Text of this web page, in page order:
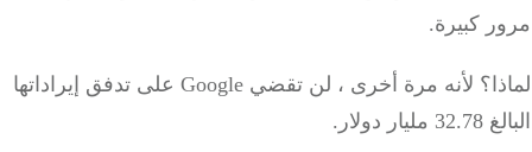
كبيرة.
لماذا؟ لأنه مرة أخرى ، لن تقضي Google على تدفق إيراداتها
دولار.